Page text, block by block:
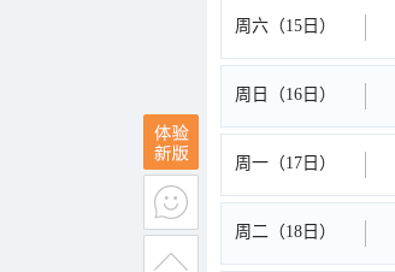
周六（15日）
周日（16日）
周一（17日）
周二（18日）